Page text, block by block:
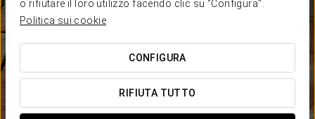
o rifiutare il loro utilizzo facendo clic su "Configura".
Politica sui cookie
CONFIGURA
RIFIUTA TUTTO